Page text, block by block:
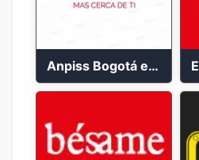
Anpiss Bogotá emisora 2023